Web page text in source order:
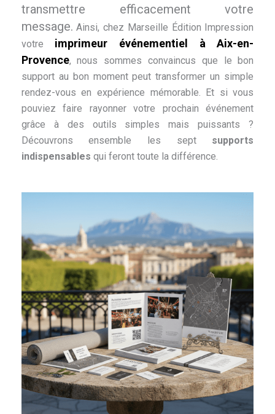
transmettre efficacement votre
message. Ainsi, chez Marseille Édition Impression
votre imprimeur événementiel à Aix-en-
Provence, nous sommes convaincus que le bon
support au bon moment peut transformer un simple
rendez-vous en expérience mémorable. Et si vous
pouviez faire rayonner votre prochain événement
grâce à des outils simples mais puissants ?
Découvrons ensemble les sept supports
indispensables qui feront toute la différence.